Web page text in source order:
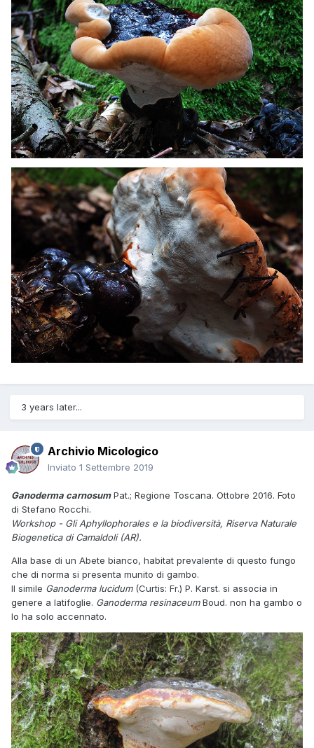
3 years later...
Archivio Micologico
Inviato 1 Settembre 2019
Ganoderma carnosumPat.; Regione Toscana. Ottobre 2016. Foto
di Stefano Rocchi.
Workshop - Gli Aphyllophorales e la biodiversità, Riserva Naturale
Biogenetica di Camaldoli (AR).
Alla base di un Abete bianco, habitat prevalente di questo fungo
che di norma si presenta munito di gambo.
Il simile Ganoderma lucidum(Curtis: Fr.) P. Karst. si associa in
genere a latifoglie. Ganoderma resinaceumBoud. non ha gambo o
lo ha solo accennato.